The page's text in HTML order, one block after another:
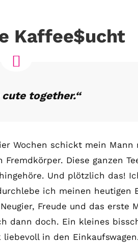
Kaffee$ucht
cute together.“
Wochen schickt mein Mann
Diese ganzen
Und plötzlich das!
ich meinen heutigen
Freude und das erste
dann doch. Ein kleines
in den